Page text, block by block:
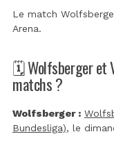
Le match
Arena.
🗓️ Wolfsberger et
matchs ?
Wolfsberger :
Bundesliga), le